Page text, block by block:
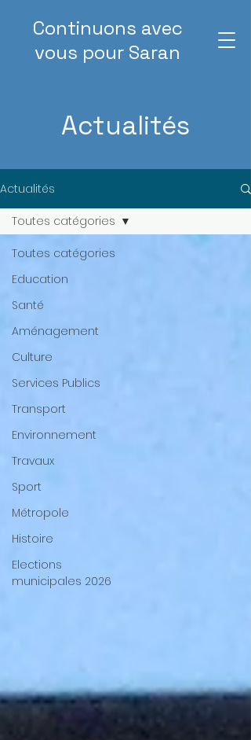
Continuons avec
vous pour Saran
Actualités
Actualités
Toutes catégories
Education
Santé
Aménagement
Culture
Services Publics
Transport
Environnement
Travaux
Sport
Métropole
Histoire
Elections
municipales 2026
Toutes catégories